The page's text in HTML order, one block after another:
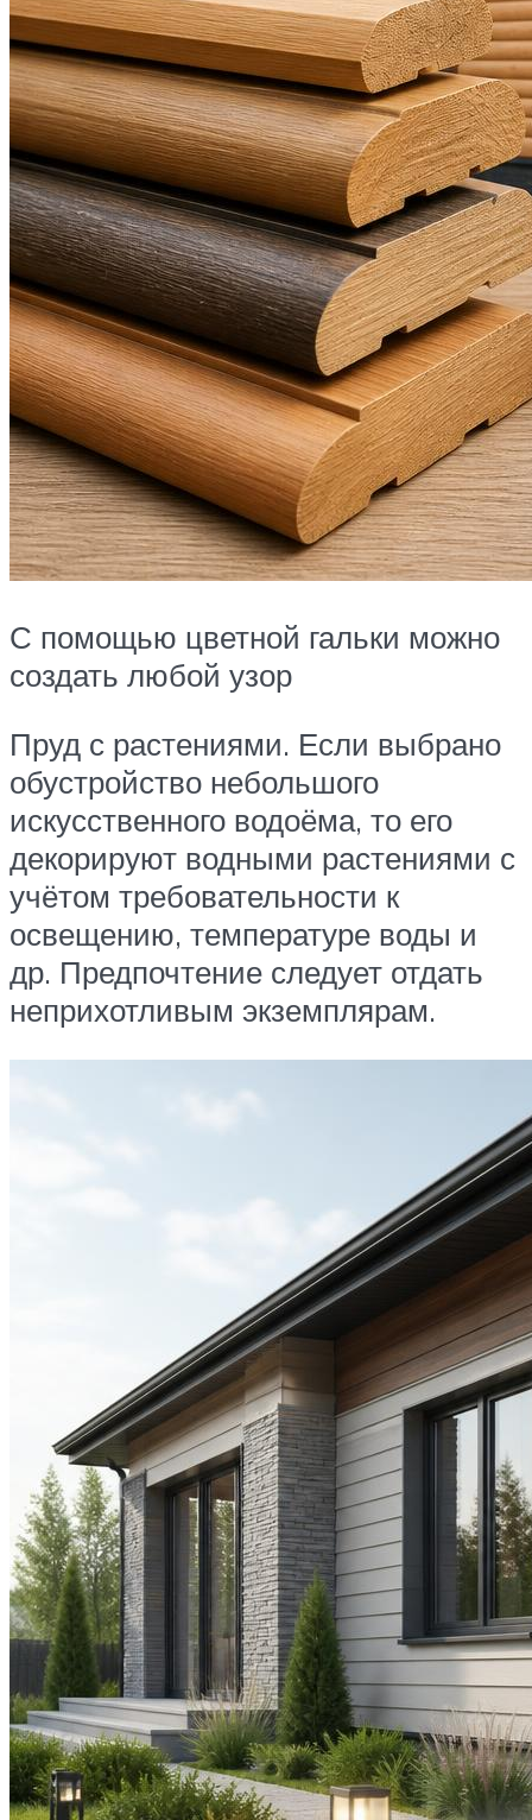
С помощью цветной гальки можно
создать любой узор
Пруд с растениями. Если выбрано
обустройство небольшого
искусственного водоёма, то его
декорируют водными растениями с
учётом требовательности к
освещению, температуре воды и
др. Предпочтение следует отдать
неприхотливым экземплярам.